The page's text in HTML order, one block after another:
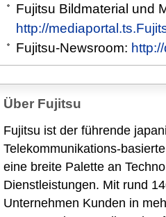
Fujitsu Bildmaterial und
http://
Fujitsu-Newsroom:
Über Fujitsu
Fujitsu ist der führende
Telekommunikations-
eine breite Palette an
Dienstleistungen. Mit rund
Unternehmen Kunden in